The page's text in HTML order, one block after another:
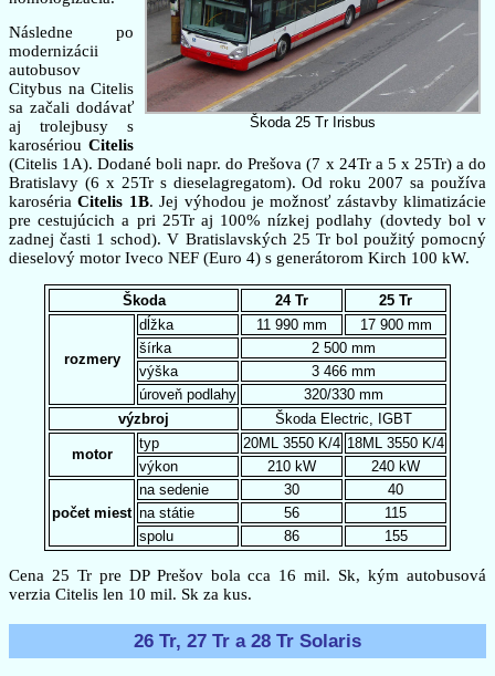
Škoda 25 Tr Irisbus
Následne po
modernizácii
autobusov
Citybus na Citelis
sa začali dodávať
aj trolejbusy s
karosériou Citelis
(Citelis 1A). Dodané boli napr. do Prešova (7 x 24Tr a 5 x 25Tr) a do
Bratislavy (6 x 25Tr s dieselagregatom). Od roku 2007 sa používa
karosériaCitelis 1B. Jej výhodou je možnosť zástavby klimatizácie
pre cestujúcich a pri 25Tr aj 100% nízkej podlahy (dovtedy bol v
zadnej časti 1 schod). V Bratislavských 25 Tr bol použitý pomocný
dieselový motor Iveco NEF (Euro 4) s generátorom Kirch 100 kW.
Škoda 24 Tr 25 Tr
rozmery
dĺžka 11 990 mm
17 900 mm
šírka
2 500 mm
výška
3 466 mm
úroveň podlahy
320/330 mm
výzbroj
Škoda Electric, IGBT
motor
typ 20ML 3550 K/4 18ML 3550 K/4
výkon
210 kW 240 kW
počet miest
na sedenie 30
40
na státie
56
115
spolu
86 155
Cena 25 Tr pre DP Prešov bola cca 16 mil. Sk, kým autobusová
verzia Citelis len 10 mil. Sk za kus.
26 Tr, 27 Tr a 28 Tr Solaris